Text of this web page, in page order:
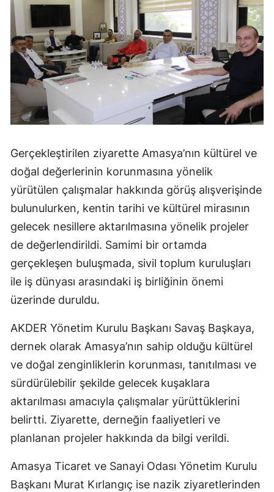
Gerçekleştirilen ziyarette Amasya’nın kültürel ve
doğal değerlerinin korunmasına yönelik
yürütülen çalışmalar hakkında görüş alışverişinde
bulunulurken, kentin tarihi ve kültürel mirasının
gelecek nesillere aktarılmasına yönelik projeler
de değerlendirildi. Samimi bir ortamda
gerçekleşen buluşmada, sivil toplum kuruluşları
ile iş dünyası arasındaki iş birliğinin önemi
üzerinde duruldu.
AKDER Yönetim Kurulu Başkanı Savaş Başkaya,
dernek olarak Amasya’nın sahip olduğu kültürel
ve doğal zenginliklerin korunması, tanıtılması ve
sürdürülebilir şekilde gelecek kuşaklara
aktarılması amacıyla çalışmalar yürüttüklerini
belirtti. Ziyarette, derneğin faaliyetleri ve
planlanan projeler hakkında da bilgi verildi.
Amasya Ticaret ve Sanayi Odası Yönetim Kurulu
Başkanı Murat Kırlangıç ise nazik ziyaretlerinden